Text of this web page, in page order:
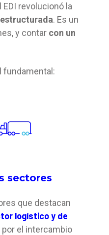
EDI revolucionó la
estructurada. Es un
y contar con un
fundamental:
sectores
que destacan
logístico y de
por el intercambio